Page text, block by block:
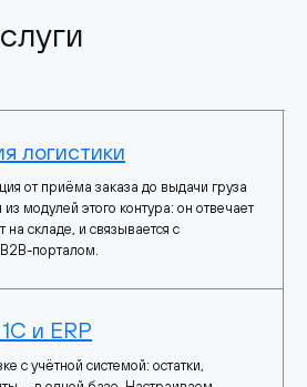
логистики
от приёма заказа до выдачи груза
модулей этого контура: он отвечает
на складе, и связывается с
порталом.
и ERP
с учётной системой: остатки,